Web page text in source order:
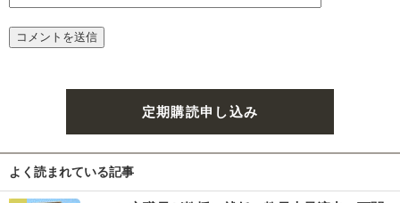
定期購読申し込み
よく読まれている記事